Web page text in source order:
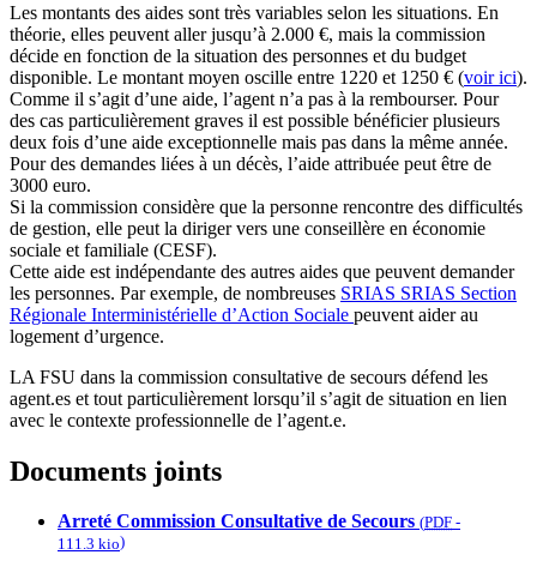
Les montants des aides sont très variables selon les situations. En
théorie, elles peuvent aller jusqu’à 2.000 €, mais la commission
décide en fonction de la situation des personnes et du budget
disponible. Le montant moyen oscille entre 1220 et 1250 € (voir ici).
Comme il s’agit d’une aide, l’agent n’a pas à la rembourser. Pour
des cas particulièrement graves il est possible bénéficier plusieurs
deux fois d’une aide exceptionnelle mais pas dans la même année.
Pour des demandes liées à un décès, l’aide attribuée peut être de
3000 euro.
Si la commission considère que la personne rencontre des difficultés
de gestion, elle peut la diriger vers une conseillère en économie
sociale et familiale (CESF).
Cette aide est indépendante des autres aides que peuvent demander
les personnes. Par exemple, de nombreuses SRIAS SRIAS Section
Régionale Interministérielle d’Action Sociale peuvent aider au
logement d’urgence.
LA FSU dans la commission consultative de secours défend les
agent.es et tout particulièrement lorsqu’il s’agit de situation en lien
avec le contexte professionnelle de l’agent.e.
Documents joints
Arreté Commission Consultative de Secours (PDF -
111.3 kio)